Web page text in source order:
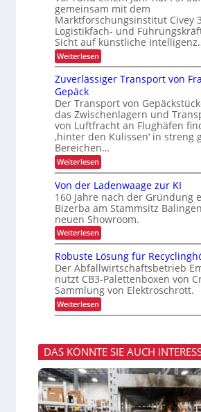
e
n
t
r
a
n
p
o
r
t
n
s
ä
t
z
e
n
k
A
i
m
t
e
D
I
x
r
t
e
s
P
a
l
e
t
e
n
m
a
n
a
g
e
m
e
n
t
a
u
d
e
r
U
S
A
r
ä
s
e
n
z
gemeinsam mit dem
Marktforschungsinstitut Civey
Logistikfach- und
Sicht auf künstliche
Weiterlesen:
K
I
-
u
t
z
u
n
g
i
n
d
e
L
o
g
i
t
k
Zuverlässiger Transport von
Gepäck
Der Transport von
das Zwischenlagern und
von Luftfracht an Flughäfen
‚hinter den Kulissen‘ in streng
Bereichen…
Weiterlesen:
Z
v
e
r
l
ä
s
i
g
e
r
T
r
a
p
o
t
v
n
Von der Ladenwaage zur KI
160 Jahre nach der Gründung
Bizerba am Stammsitz
neuen Showroom.
Weiterlesen:
V
o
n
d
e
r
L
a
d
w
a
a
g
e
z
u
Robuste Lösung für
Der Abfallwirtschaftsbetrieb
nutzt CB3-Palettenboxen von
Sammlung von Elektroschrott.
Weiterlesen:
R
u
s
t
e
L
ö
s
DAS KÖNNTE SIE AUCH